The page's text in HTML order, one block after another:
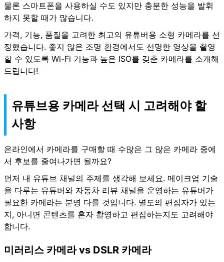
물론 스마트폰을 사용하실 수도 있지만 충분한 성능을 발휘
하지 못할 때가 많습니다.
가격, 기능, 품질을 고려한 최고의 유튜버용 소형 카메라를 선
정했습니다. 좋지 않은 조명 환경에서도 선명한 영상을 촬영
할 수 있도록 Wi-Fi 기능과 높은 ISO를 갖춘 카메라를 소개해
드립니다!
유튜브용 카메라 선택 시 고려해야 할
사항
온라인에서 카메라를 구매할 때 수많은 그 많은 카메라 중에
서 후보를 줄여나가면 될까요?
먼저 내 유튜브 채널의 주제를 생각해 보세요. 메이크업 기술
을 다루는 유튜버와 자동차 리뷰 채널을 운영하는 유튜버가
필요한 카메라는 분명 다를 것입니다. 별도의 편집자가 있는
지, 아니면 콘텐츠를 혼자 촬영하고 편집하는지도 고려해야
합니다.
미러리스 카메라 vs DSLR 카메라